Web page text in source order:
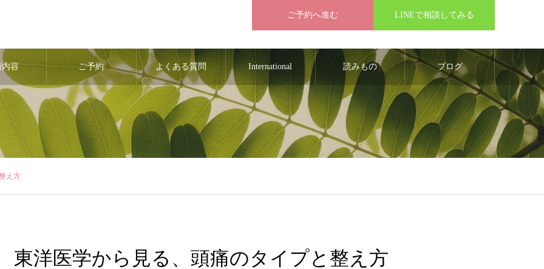
ご予約へ進む LINEで相談してみる
容 ご予約 よくある質問 International 読みもの ブログ
え方
東洋医学から見る、頭痛のタイプと整え方